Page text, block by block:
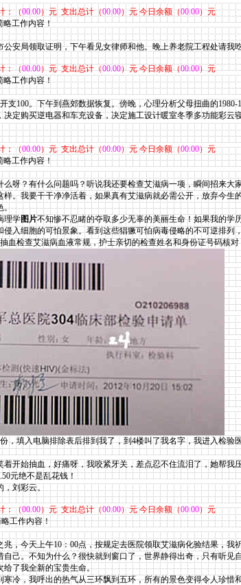
：（00.00）元 支出总计（00.00）元 今日余额（00.00）元
略工作内容！
安局领取证明，下午看见女律师和他。晚上养老院工程处请我
：（00.00）元 支出总计（00.00）元 今日余额（00.00）元
略工作内容！
支100。下午到燕郊数据恢复。傍晚，心理分析父母扭曲的
定购买逆电器和车充设备，决定施工设计暖室冬季多功能彩
：（00.00）元 支出总计（00.00）元 今日余额（00.00）元
略工作内容！
呀？有什么问题吗？听说我还要检查艾滋病一项，瞬间招来
。我要干干净净活着，如果真有艾滋病就必需公开，放弃今
。
理学图片不知惨不忍睹的夺取多少无辜的美丽生命！如果我的学
入细胞的可怕景象。看到这些猖獗可怕病毒侵略的不可逆排列
检查艾滋病血液常规，护士亲切的检查姓名和身份证号码核
填入电脑排除表后排到我了，到4楼叫了我名字，我进入检
开始抽血，好痛呀，我咬紧牙关，差点忍不住流泪了，她帮
元绝不是乱花钱！
，刘彩云。
：（00.00）元 支出总计（00.00）元 今日余额（00.00）元
工作内容！
今天上午10：00点，按规定去医院领取艾滋病化验结果，
己。不知为什么？很快就到窗口了，世界静得出奇，只有听
给了我全新的宝贵生命。
冷，我呼出的热气从三环飘到五环，所有的景色变得令人珍